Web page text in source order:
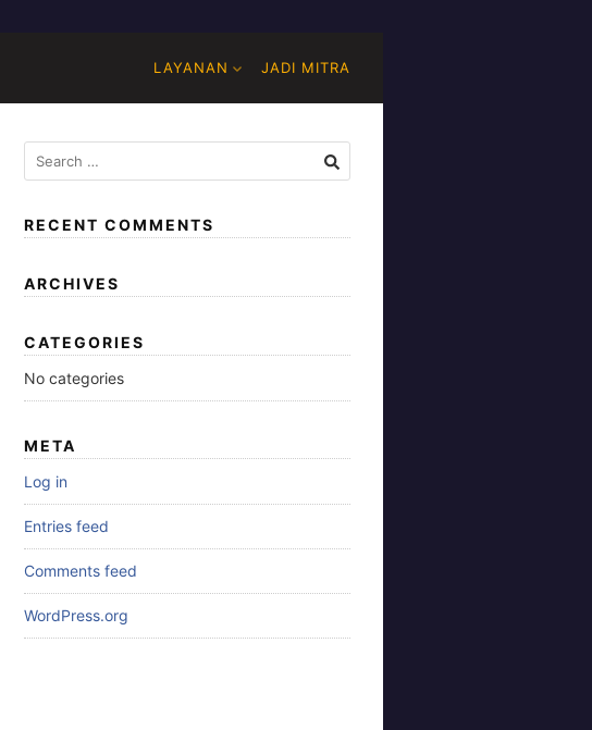
LAYANAN JADI MITRA
RECENT COMMENTS
ARCHIVES
CATEGORIES
No categories
META
Log in
Entries feed
Comments feed
WordPress.org